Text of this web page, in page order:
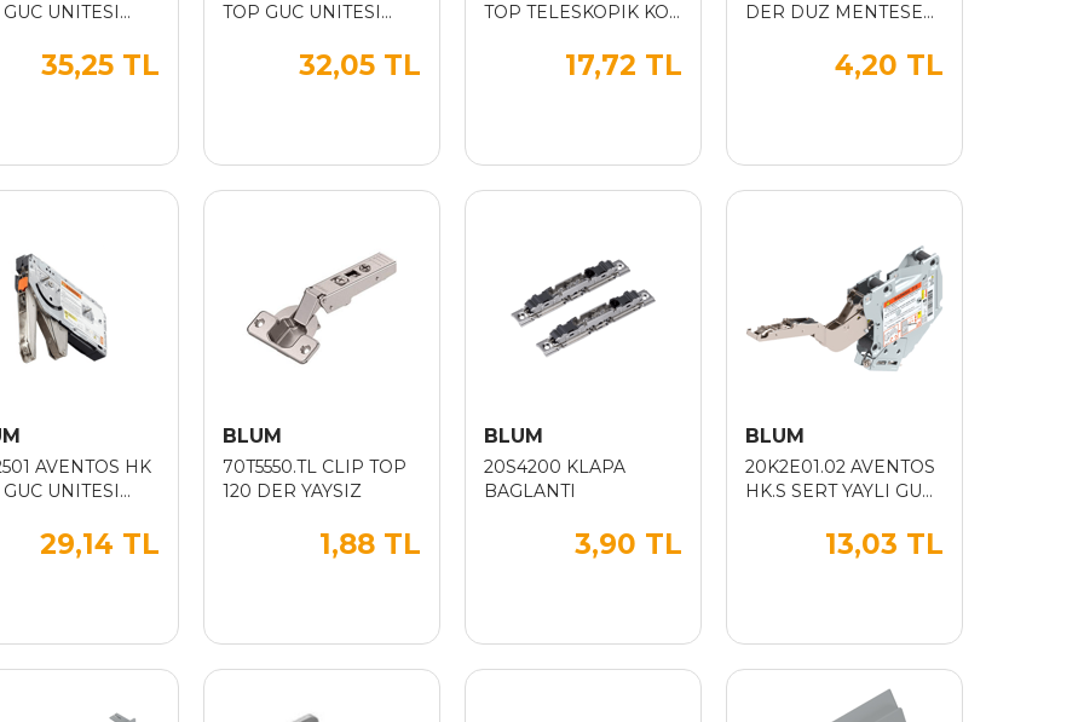
UNITESI
35,25 TL
TOP GUC UNITESI
32,05 TL
TOP TELESKOPIK KOL
17,72 TL
DER DUZ MENTESE
4,20 TL
AVENTOS HK
UNITESI
29,14 TL
BLUM
70T5550.TL CLIP TOP
120 DER YAYSIZ
1,88 TL
BLUM
20S4200 KLAPA
BAGLANTI
3,90 TL
BLUM
20K2E01.02 AVENTOS
HK.S SERT YAYLI GUC
13,03 TL